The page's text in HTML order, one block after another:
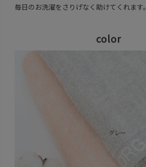
毎日のお洗濯をさりげなく助けてくれます。
color